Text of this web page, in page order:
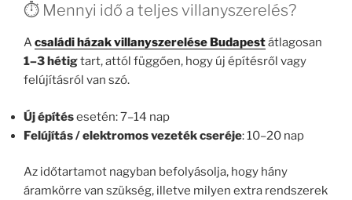
⏱️ Mennyi idő a teljes villanyszerelés?
Acsaládi házak villanyszerelése Budapestátlagosan
1–3 hétigtart, attól függően, hogy új építésről vagy
felújításról van szó.
Új építésesetén: 7–14 nap
Felújítás / elektromos vezeték cseréje: 10–20 nap
Az időtartamot nagyban befolyásolja, hogy hány
áramkörre van szükség, illetve milyen extra rendszerek